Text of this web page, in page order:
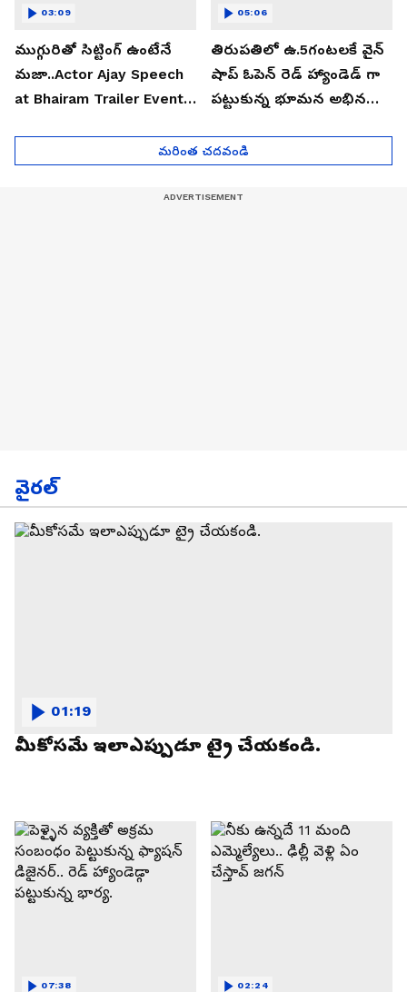
ముగ్గురితో సిట్టింగ్ ఉంటేనే
మజా..Actor Ajay Speech
at Bhairam Trailer Event |
03:09
తిరుపతిలో ఉ.5గంటలకే వైన్
షాప్ ఓపెన్ రెడ్ హ్యాండెడ్ గా
పట్టుకున్న భూమన అభినయ్|
05:06
మరింత చదవండి
వైరల్
మీకోసమే ఇలాఎప్పుడూ ట్రై చేయకండి.
01:19
07:38 02:24